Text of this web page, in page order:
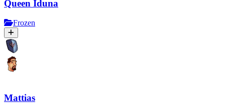
Queen Iduna
Frozen
Mattias